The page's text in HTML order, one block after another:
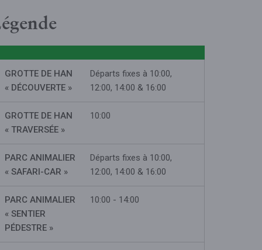
GROTTE DE HAN
« DÉCOUVERTE »
Départs fixes à 10:00,
12:00, 14:00 & 16:00
GROTTE DE HAN
« TRAVERSÉE »
10:00
PARC ANIMALIER
« SAFARI-CAR »
Départs fixes à 10:00,
12:00, 14:00 & 16:00
PARC ANIMALIER
« SENTIER
PÉDESTRE »
10:00 - 14:00